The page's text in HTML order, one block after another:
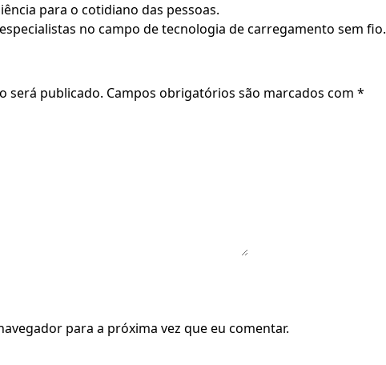
para o cotidiano das pessoas.
no campo de tecnologia de carregamento sem fio.
será publicado. Campos obrigatórios são marcados com *
para a próxima vez que eu comentar.